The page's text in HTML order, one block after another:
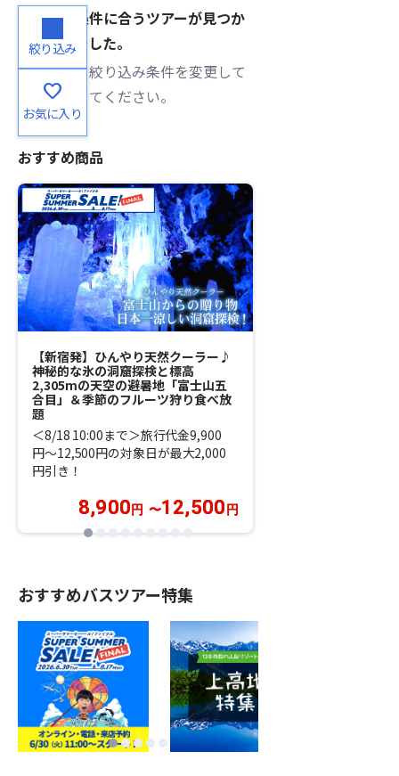
絞り込み
favorite
お気に入り
ご希望の条件に合うツアーが見つか
りませんでした。
検索条件・絞り込み条件を変更して
再度検索してください。
おすすめ商品
【新宿発】ひんやり天然クーラー♪
神秘的な氷の洞窟探検と標高
2,305mの天空の避暑地「富士山五
合目」＆季節のフルーツ狩り食べ放
題
＜8/18 10:00まで＞旅行代金9,900
円～12,500円の対象日が最大2,000
円引き！
8,900 円 〜12,500 円
おすすめバスツアー特集